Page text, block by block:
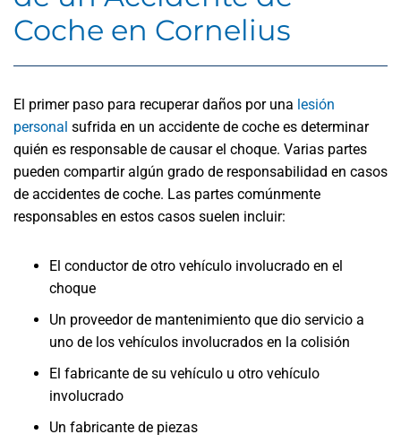
Coche en Cornelius
El primer paso para recuperar daños por una lesión
personal sufrida en un accidente de coche es determinar
quién es responsable de causar el choque. Varias partes
pueden compartir algún grado de responsabilidad en casos
de accidentes de coche. Las partes comúnmente
responsables en estos casos suelen incluir:
El conductor de otro vehículo involucrado en el
choque
Un proveedor de mantenimiento que dio servicio a
uno de los vehículos involucrados en la colisión
El fabricante de su vehículo u otro vehículo
involucrado
Un fabricante de piezas